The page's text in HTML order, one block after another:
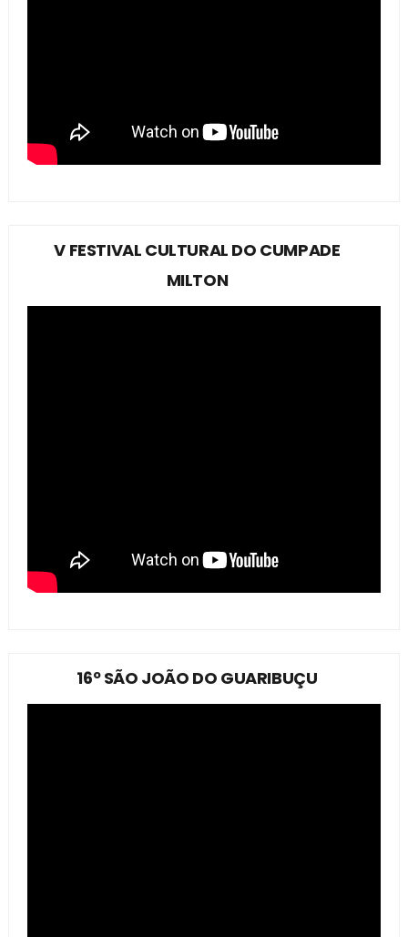
V FESTIVAL CULTURAL DO CUMPADE
MILTON
16º SÃO JOÃO DO GUARIBUÇU